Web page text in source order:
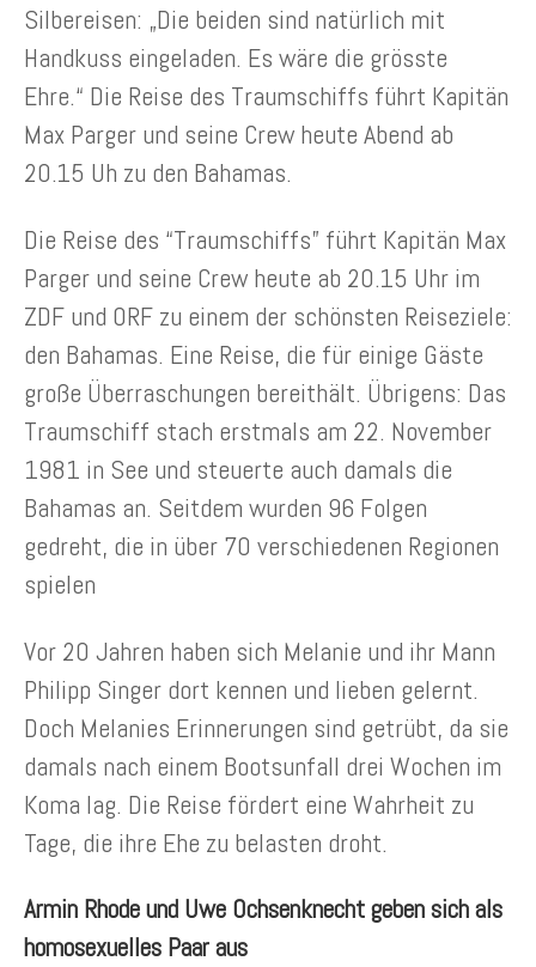
Silbereisen: „Die beiden sind natürlich mit
Handkuss eingeladen. Es wäre die grösste
Ehre.“ Die Reise des Traumschiffs führt Kapitän
Max Parger und seine Crew heute Abend ab
20.15 Uh zu den Bahamas.
Die Reise des “Traumschiffs” führt Kapitän Max
Parger und seine Crew heute ab 20.15 Uhr im
ZDF und ORF zu einem der schönsten Reiseziele:
den Bahamas. Eine Reise, die für einige Gäste
große Überraschungen bereithält. Übrigens: Das
Traumschiff stach erstmals am 22. November
1981 in See und steuerte auch damals die
Bahamas an. Seitdem wurden 96 Folgen
gedreht, die in über 70 verschiedenen Regionen
spielen
Vor 20 Jahren haben sich Melanie und ihr Mann
Philipp Singer dort kennen und lieben gelernt.
Doch Melanies Erinnerungen sind getrübt, da sie
damals nach einem Bootsunfall drei Wochen im
Koma lag. Die Reise fördert eine Wahrheit zu
Tage, die ihre Ehe zu belasten droht.
Armin Rhode und Uwe Ochsenknecht geben sich als
homosexuelles Paar aus